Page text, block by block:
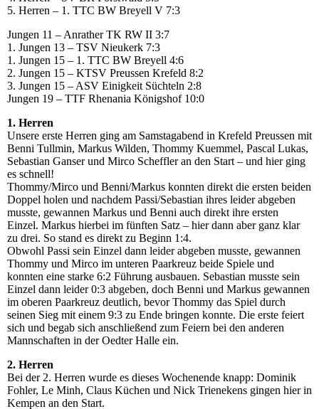
5. Herren – 1. TTC BW Breyell V 7:3
Jungen 11 – Anrather TK RW II 3:7
1. Jungen 13 – TSV Nieukerk 7:3
1. Jungen 15 – 1. TTC BW Breyell 4:6
2. Jungen 15 – KTSV Preussen Krefeld 8:2
3. Jungen 15 – ASV Einigkeit Süchteln 2:8
Jungen 19 – TTF Rhenania Königshof 10:0
1. Herren
Unsere erste Herren ging am Samstagabend in Krefeld Preussen mit
Benni Tullmin, Markus Wilden, Thommy Kuemmel, Pascal Lukas,
Sebastian Ganser und Mirco Scheffler an den Start – und hier ging
es schnell!
Thommy/Mirco und Benni/Markus konnten direkt die ersten beiden
Doppel holen und nachdem Passi/Sebastian ihres leider abgeben
musste, gewannen Markus und Benni auch direkt ihre ersten
Einzel. Markus hierbei im fünften Satz – hier dann aber ganz klar
zu drei. So stand es direkt zu Beginn 1:4.
Obwohl Passi sein Einzel dann leider abgeben musste, gewannen
Thommy und Mirco im unteren Paarkreuz beide Spiele und
konnten eine starke 6:2 Führung ausbauen. Sebastian musste sein
Einzel dann leider 0:3 abgeben, doch Benni und Markus gewannen
im oberen Paarkreuz deutlich, bevor Thommy das Spiel durch
seinen Sieg mit einem 9:3 zu Ende bringen konnte. Die erste feiert
sich und begab sich anschließend zum Feiern bei den anderen
Mannschaften in der Oedter Halle ein.
2. Herren
Bei der 2. Herren wurde es dieses Wochenende knapp: Dominik
Fohler, Le Minh, Claus Küchen und Nick Trienekens gingen hier in
Kempen an den Start.